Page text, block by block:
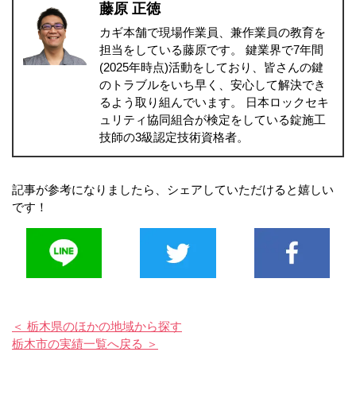
藤原 正徳
カギ本舗で現場作業員、兼作業員の教育を
担当をしている藤原です。 鍵業界で7年間
(2025年時点)活動をしており、皆さんの鍵
のトラブルをいち早く、安心して解決でき
るよう取り組んでいます。 日本ロックセキ
ュリティ協同組合が検定をしている錠施工
技師の3級認定技術資格者。
記事が参考になりましたら、シェアしていただけると嬉しい
です！
＜ 栃木県のほかの地域から探す
栃木市の実績一覧へ戻る ＞